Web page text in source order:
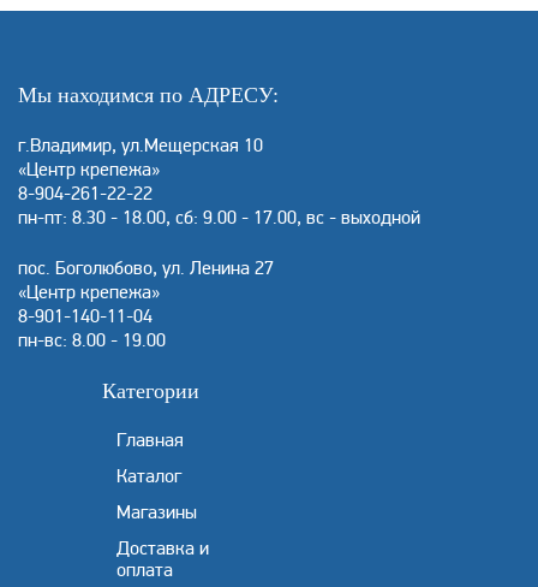
Мы находимся по АДРЕСУ:
г.Владимир, ул.Мещерская 10
«Центр крепежа»
8-904-261-22-22
пн-пт: 8.30 - 18.00, сб: 9.00 - 17.00, вс - выходной
пос. Боголюбово, ул. Ленина 27
«Центр крепежа»
8-901-140-11-04
пн-вс: 8.00 - 19.00
Категории
Главная
Каталог
Магазины
Доставка и
оплата